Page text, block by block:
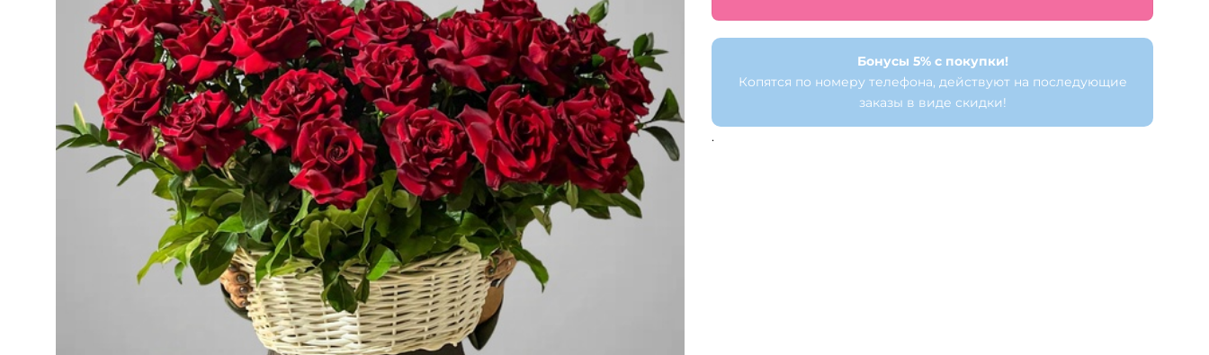
Бонусы 5% с покупки!
Копятся по номеру телефона, действуют на последующие
заказы в виде скидки!
.